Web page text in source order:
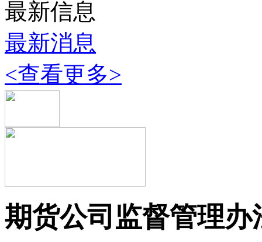
最新信息
最新消息
<查看更多>
期货公司监督管理办